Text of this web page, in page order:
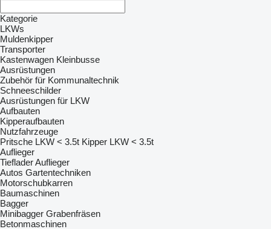
Kategorie
LKWs
Muldenkipper
Transporter
Kastenwagen Kleinbusse
Ausrüstungen
Zubehör für Kommunaltechnik
Schneeschilder
Ausrüstungen für LKW
Aufbauten
Kipperaufbauten
Nutzfahrzeuge
Pritsche LKW < 3.5t Kipper LKW < 3.5t
Auflieger
Tieflader Auflieger
Autos Gartentechniken
Motorschubkarren
Baumaschinen
Bagger
Minibagger Grabenfräsen
Betonmaschinen